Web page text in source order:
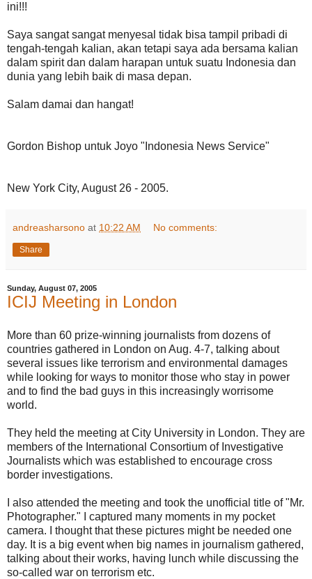
ini!!!
Saya sangat sangat menyesal tidak bisa tampil pribadi di
tengah-tengah kalian, akan tetapi saya ada bersama kalian
dalam spirit dan dalam harapan untuk suatu Indonesia dan
dunia yang lebih baik di masa depan.
Salam damai dan hangat!
Gordon Bishop untuk Joyo "Indonesia News Service"
New York City, August 26 - 2005.
andreasharsono at 10:22 AM No comments:
Share
Sunday, August 07, 2005
ICIJ Meeting in London
More than 60 prize-winning journalists from dozens of
countries gathered in London on Aug. 4-7, talking about
several issues like terrorism and environmental damages
while looking for ways to monitor those who stay in power
and to find the bad guys in this increasingly worrisome
world.
They held the meeting at City University in London. They are
members of the International Consortium of Investigative
Journalists which was established to encourage cross
border investigations.
I also attended the meeting and took the unofficial title of "Mr.
Photographer." I captured many moments in my pocket
camera. I thought that these pictures might be needed one
day. It is a big event when big names in journalism gathered,
talking about their works, having lunch while discussing the
so-called war on terrorism etc.